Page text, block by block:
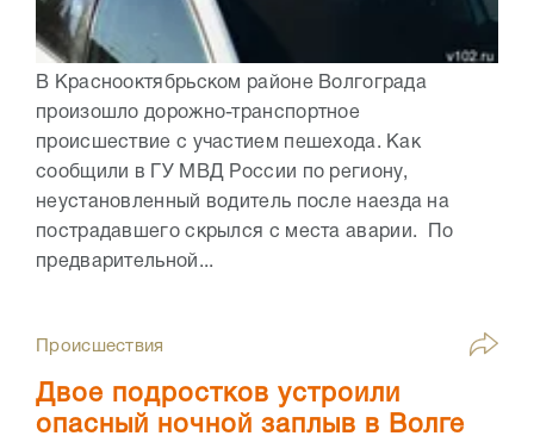
В Краснооктябрьском районе Волгограда
произошло дорожно-транспортное
происшествие с участием пешехода. Как
сообщили в ГУ МВД России по региону,
неустановленный водитель после наезда на
пострадавшего скрылся с места аварии. По
предварительной...
Происшествия
Двое подростков устроили
опасный ночной заплыв в Волге